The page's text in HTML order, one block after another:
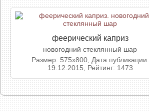
феерический каприз
новогодний стеклянный шар
Размер: 575x800, Дата публикации:
19.12.2015, Рейтинг: 1473